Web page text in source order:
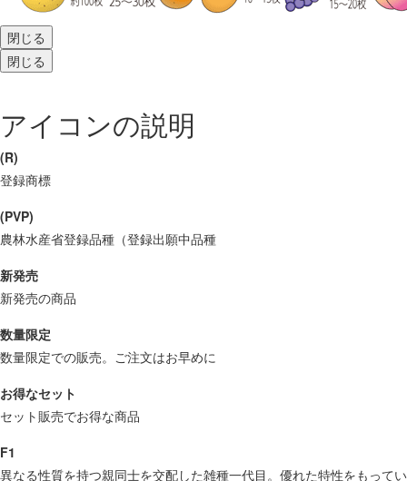
閉じる
閉じる
アイコンの説明
(R)
登録商標
(PVP)
農林水産省登録品種（登録出願中品種
新発売
新発売の商品
数量限定
数量限定での販売。ご注文はお早めに
お得なセット
セット販売でお得な商品
F1
異なる性質を持つ親同士を交配した雑種一代目。優れた特性をもってい